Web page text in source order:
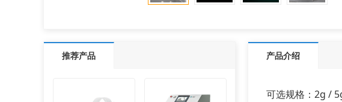
推荐产品 产品介绍
可选规格：2g /